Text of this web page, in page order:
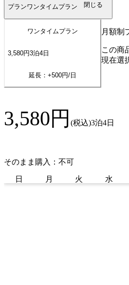
プランワンタイムプラン 閉じる
ワンタイムプラン
3,580円3泊4 日
延長：+500円/日
月額制
この商
現在選
3,580円 (税込)3泊4日
そのまま購入：不可
日 月 火 水